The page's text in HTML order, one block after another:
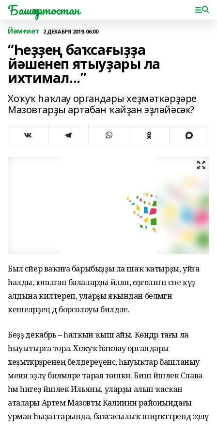
Башҡортостан
Йәмғиәт 2 ДЕКАБРЯ 2019, 06:00
“Һеҙҙең баҡсағыҙҙа
йәшенеп ятыуҙары ла
ихтимал...”
Хоҡуҡ һаҡлау органдары хеҙмәткәрҙәре
Мазовтарҙы артабан ҡайҙан эҙләйәсәк?
Был сәйер ваҡиға барыбыҙҙы ла шаҡ ҡатырҙы, уйға
һалды, юғалған балаларҙы йәлләп, өҙгөләнгән әсәне күҙ
алдына килтереп, уларҙы яҡындан белмәгән
кешеләрҙең дә борсолоуы билдәле.
Беҙҙә декабрь – һалҡын ҡыш айы. Көндәр тағы ла
һыуытырға тора. Хоҡуҡ һаҡлау органдары
хеҙмәткәрҙәренең белдереүенсә, һыуыҡтар башланыу
менән эҙләү биләмәләре тарая төшкән. Биш йәшлек Слава
һәм һигеҙ йәшлек Ильяны, уларҙы алып ҡасҡан
аталары Артем Мазовты Калинин районындағы
урман һыҙаттарында, баҡсасылыҡ ширҡәттәрендә эҙләү